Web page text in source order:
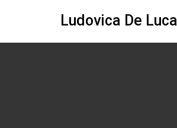
Ludovica De Luca